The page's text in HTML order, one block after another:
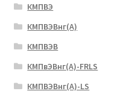
КМПВЭ
КМПВЭBнг(А)
КМПВЭВ
КМПвЭВнг(А)-FRLS
КМПВЭВнг(А)-LS